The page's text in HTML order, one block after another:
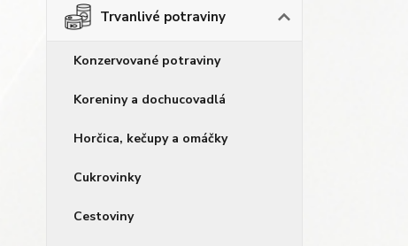
Trvanlivé potraviny
Konzervované potraviny
Koreniny a dochucovadlá
Horčica, kečupy a omáčky
Cukrovinky
Cestoviny